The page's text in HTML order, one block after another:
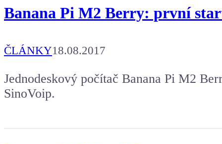
Banana Pi M2 Berry: první
ČLÁNKY18.08.2017
Jednodeskový počítač Banana Pi M2
SinoVoip.